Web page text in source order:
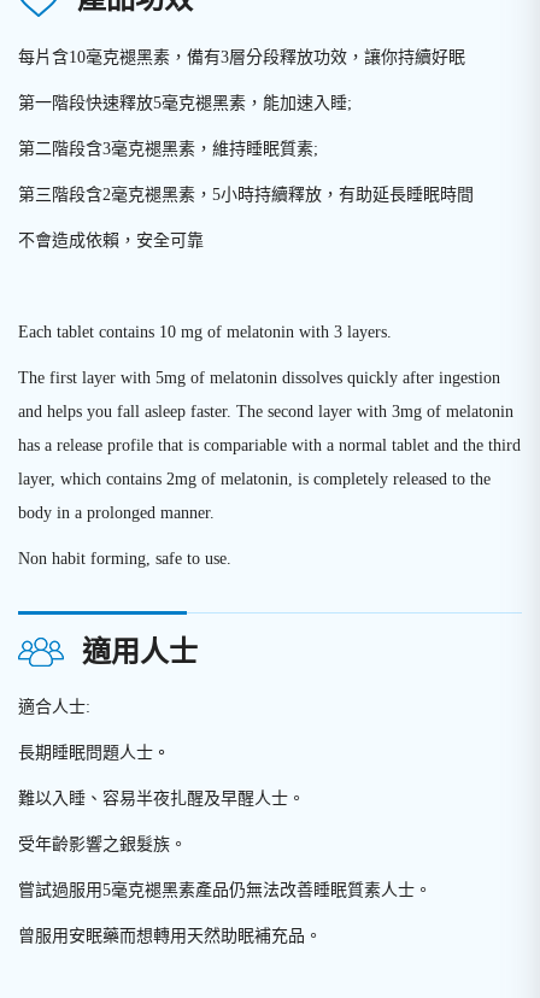
每片含10毫克褪黑素，備有3層分段釋放功效，讓你持續好眠
第一階段快速釋放5毫克褪黑素，能加速入睡;
第二階段含3毫克褪黑素，維持睡眠質素;
第三階段含2毫克褪黑素，5小時持續釋放，有助延長睡眠時間
不會造成依賴，安全可靠
Each tablet contains 10 mg of melatonin with 3 layers.
The first layer with 5mg of melatonin dissolves quickly after ingestion
and helps you fall asleep faster. The second layer with 3mg of melatonin
has a release profile that is compariable with a normal tablet and the third
layer, which contains 2mg of melatonin, is completely released to the
body in a prolonged manner.
Non habit forming, safe to use.
適用人士
適合人士:
長期睡眠問題人士 。
難以入睡、容易半夜扎醒及早醒人士。
受年齡影響之銀髮族。
嘗試過服用5毫克褪黑素產品仍無法改善睡眠質素人士。
曾服用安眠藥而想轉用天然助眠補充品。